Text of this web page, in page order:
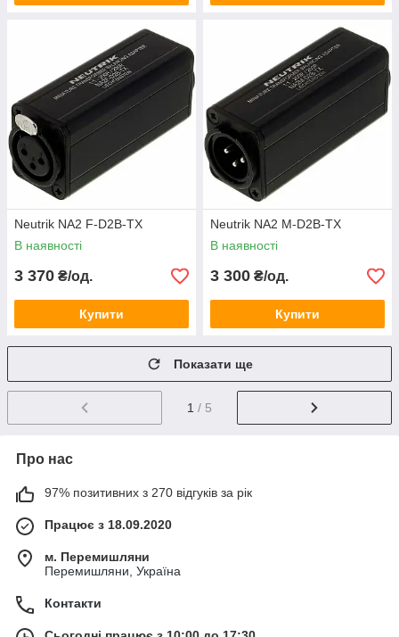
Neutrik NA2 F-D2B-TX
В наявності
3 370 ₴/од.
Купити
Neutrik NA2 M-D2B-TX
В наявності
3 300 ₴/од.
Купити
Показати ще
1 / 5
Про нас
97% позитивних з 270 відгуків за рік
Працює з 18.09.2020
м. Перемишляни
Перемишляни, Україна
Контакти